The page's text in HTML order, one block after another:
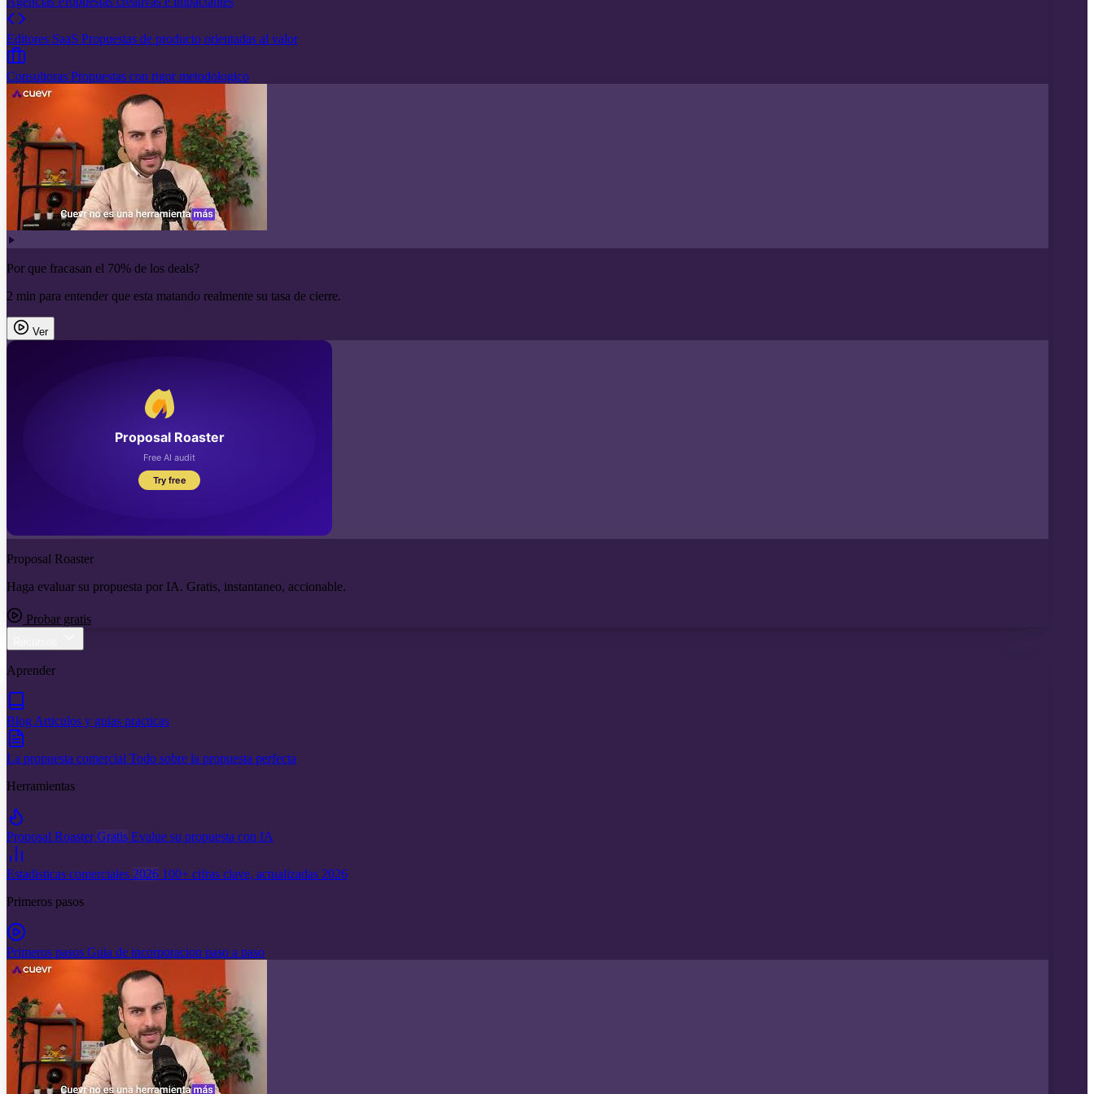
Editores SaaS Propuestas de producto orientadas al valor
Consultoras Propuestas con rigor metodologico
Por que fracasan el 70% de los deals?
2 min para entender que esta matando realmente su tasa de cierre.
Ver
Proposal Roaster
Haga evaluar su propuesta por IA. Gratis, instantaneo, accionable.
Probar gratis
Aprender
Blog Articulos y guias practicas
La propuesta comercial Todo sobre la propuesta perfecta
Herramientas
Proposal RoasterGratis Evalue su propuesta con IA
Estadisticas comerciales 2026 100+ cifras clave, actualizadas 2026
Primeros pasos
Primeros pasos Guia de incorporacion paso a paso